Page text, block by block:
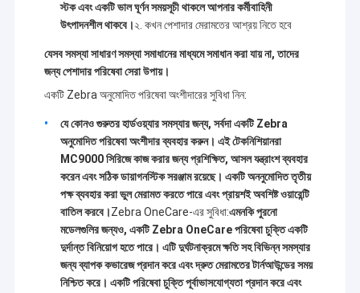
জেব্রা মোবাইল কম্পিউটার
হানিওয়েল মোবাইল কম্পিউটার
ডেটালজিক
জেব্রা প্রিন্টার
গ্রাফিক কার্ড
প্রিন্টহেড
কম্পিউটার
স্টক এবং একটি ভাল ঘূর্ণন সময়সূচী থাকলে আপনার কর্মীবাহিনী
উৎপাদনশীল থাকবে।২. কখন পেশাদার মেরামতের আশ্রয় নিতে হবে
যেসব সমস্যা সাধারণ সমস্যা সমাধানের মাধ্যমে সমাধান করা যায় না, তাদের
জন্য পেশাদার পরিষেবা সেরা উপায়।
একটি Zebra অনুমোদিত পরিষেবা অংশীদারের সুবিধা নিন:
যে কোনও গুরুতর হার্ডওয়্যার সমস্যার জন্য, সর্বদা একটি Zebra
অনুমোদিত পরিষেবা অংশীদার ব্যবহার করুন। এই টেকনিশিয়ানরা
MC9000 সিরিজে কাজ করার জন্য প্রশিক্ষিত, আসল যন্ত্রাংশ ব্যবহার
করেন এবং সঠিক ডায়াগনস্টিক সরঞ্জাম রয়েছে। একটি অননুমোদিত তৃতীয়
পক্ষ ব্যবহার করা ভুল মেরামত করতে পারে এবং প্রায়শই অবশিষ্ট ওয়ারেন্টি
বাতিল করবে।Zebra OneCare-এর সুবিধা:এমনকি পুরনো
মডেলগুলির জন্যও, একটি Zebra OneCare পরিষেবা চুক্তি একটি
দুর্দান্ত বিনিয়োগ হতে পারে। এটি দুর্ঘটনাক্রমে ক্ষতি সহ বিভিন্ন সমস্যার
জন্য ব্যাপক কভারেজ প্রদান করে এবং দ্রুত মেরামতের টার্নআউন্ডের সময়
নিশ্চিত করে। একটি পরিষেবা চুক্তি পূর্বাভাসযোগ্যতা প্রদান করে এবং